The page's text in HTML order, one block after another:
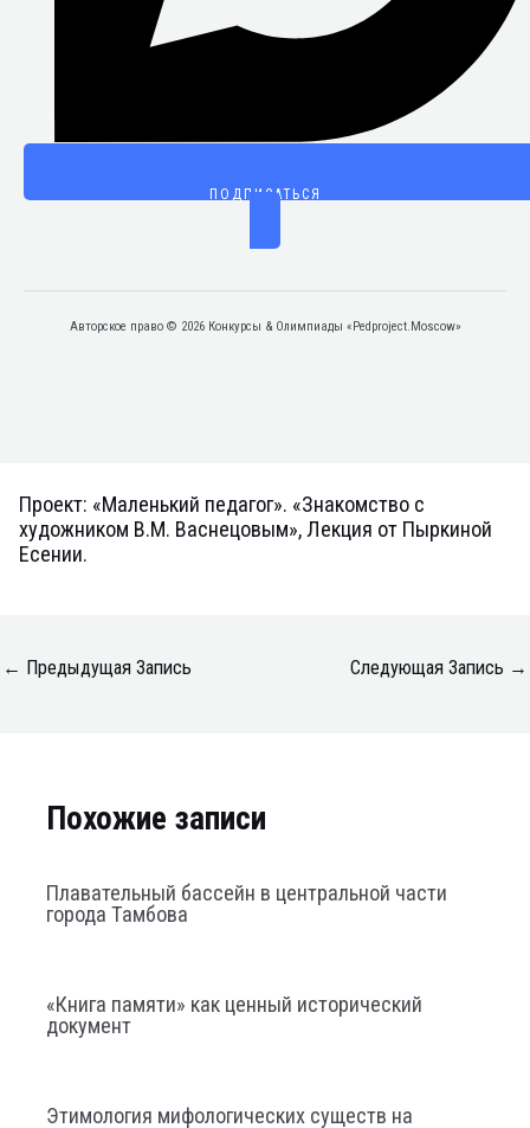
ПОДПИСАТЬСЯ
Авторское право © 2026 Конкурсы & Олимпиады «Pedproject.Moscow»
Проект: «Маленький педагог». «Знакомство с
художником В.М. Васнецовым», Лекция от Пыркиной
Есении.
← Предыдущая Запись Следующая Запись →
Похожие записи
Плавательный бассейн в центральной части
города Тамбова
«Книга памяти» как ценный исторический
документ
Этимология мифологических существ на